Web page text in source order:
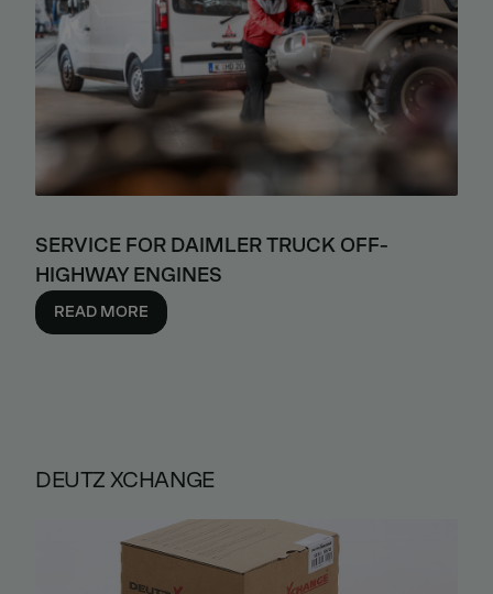
SERVICE FOR DAIMLER TRUCK OFF-
HIGHWAY ENGINES
READ MORE
DEUTZ XCHANGE